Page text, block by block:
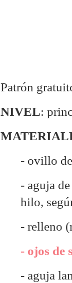
Patrón
NIVEL:
- ovillo
- aguja
hilo,
- relleno
- ojos de
- aguja